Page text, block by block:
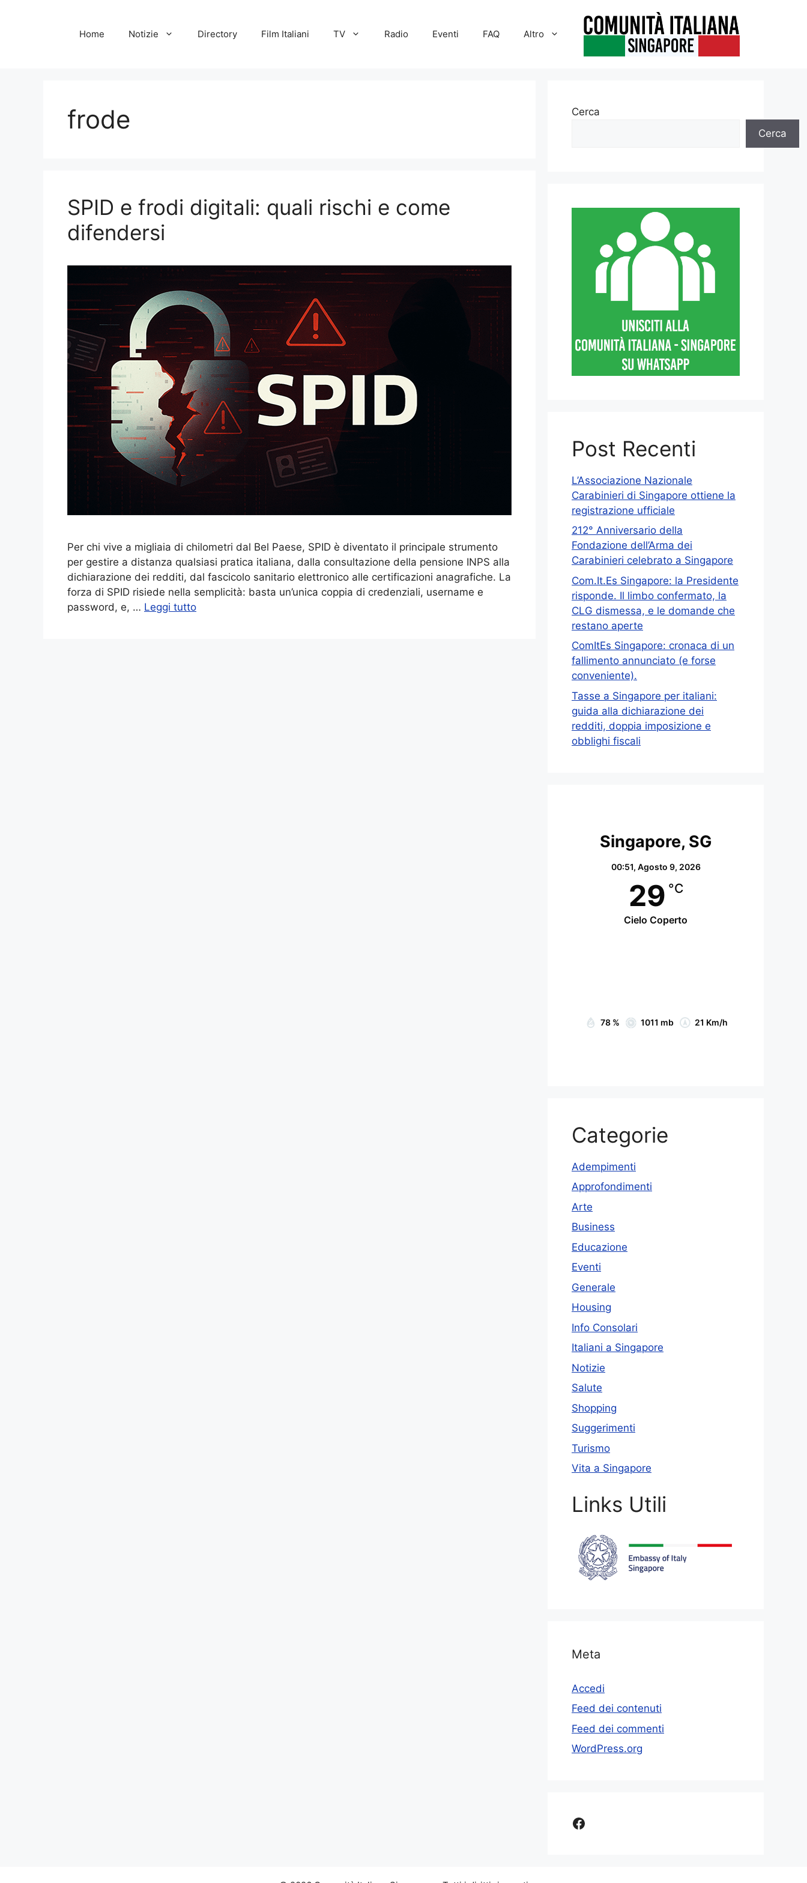
Home Notizie Directory Film Italiani TV Radio Eventi FAQ Altro
frode
SPID e frodi digitali: quali rischi e come
difendersi
Per chi vive a migliaia di chilometri dal Bel Paese, SPID è diventato il principale strumento
per gestire a distanza qualsiasi pratica italiana, dalla consultazione della pensione INPS alla
dichiarazione dei redditi, dal fascicolo sanitario elettronico alle certificazioni anagrafiche. La
forza di SPID risiede nella semplicità: basta un’unica coppia di credenziali, username e
password, e, … Leggi tutto
Cerca
Cerca
Post Recenti
L’Associazione Nazionale
Carabinieri di Singapore ottiene la
registrazione ufficiale
212° Anniversario della
Fondazione dell’Arma dei
Carabinieri celebrato a Singapore
Com.It.Es Singapore: la Presidente
risponde. Il limbo confermato, la
CLG dismessa, e le domande che
restano aperte
ComItEs Singapore: cronaca di un
fallimento annunciato (e forse
conveniente).
Tasse a Singapore per italiani:
guida alla dichiarazione dei
redditi, doppia imposizione e
obblighi fiscali
Singapore, SG
00:51, Agosto 9, 2026
29 °C
Cielo Coperto
78 % 1011 mb 21 Km/h
Categorie
Adempimenti
Approfondimenti
Arte
Business
Educazione
Eventi
Generale
Housing
Info Consolari
Italiani a Singapore
Notizie
Salute
Shopping
Suggerimenti
Turismo
Vita a Singapore
Links Utili
Meta
Accedi
Feed dei contenuti
Feed dei commenti
WordPress.org
Facebook